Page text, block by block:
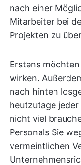
nach einer
Mitarbeiter bei
Projekten zu
Erstens
wirken.
nach hinten
heutzutage
nicht viel
Personals Sie
vermeintlichen